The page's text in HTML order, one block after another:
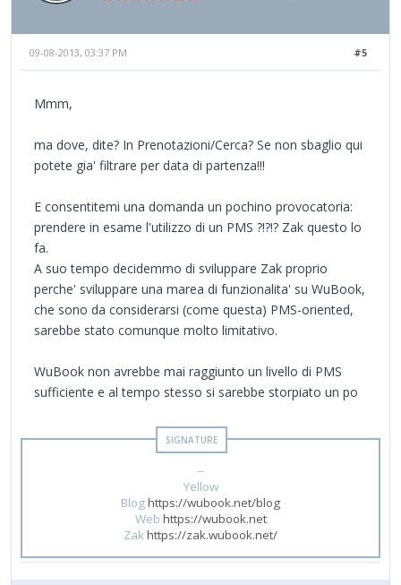
#5
09-08-2013, 03:37 PM
Mmm,
ma dove, dite? In Prenotazioni/Cerca? Se non sbaglio qui
potete gia' filtrare per data di partenza!!!
E consentitemi una domanda un pochino provocatoria:
prendere in esame l'utilizzo di un PMS ?!?!? Zak questo lo
fa.
A suo tempo decidemmo di sviluppare Zak proprio
perche' sviluppare una marea di funzionalita' su WuBook,
che sono da considerarsi (come questa) PMS-oriented,
sarebbe stato comunque molto limitativo.
WuBook non avrebbe mai raggiunto un livello di PMS
sufficiente e al tempo stesso si sarebbe storpiato un po
--
Yellow
Bloghttps://wubook.net/blog
Web https://wubook.net
Zakhttps://zak.wubook.net/